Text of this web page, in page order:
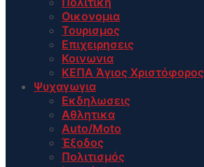
Οικονομια
Τουρισμος
Επιχειρησεις
Κοινωνια
ΚΕΠΑ Άγιος Χριστόφορος
Ψυχαγωγια
Εκδηλωσεις
Αθλητικα
Auto/Moto
Έξοδος
Πολιτισμός